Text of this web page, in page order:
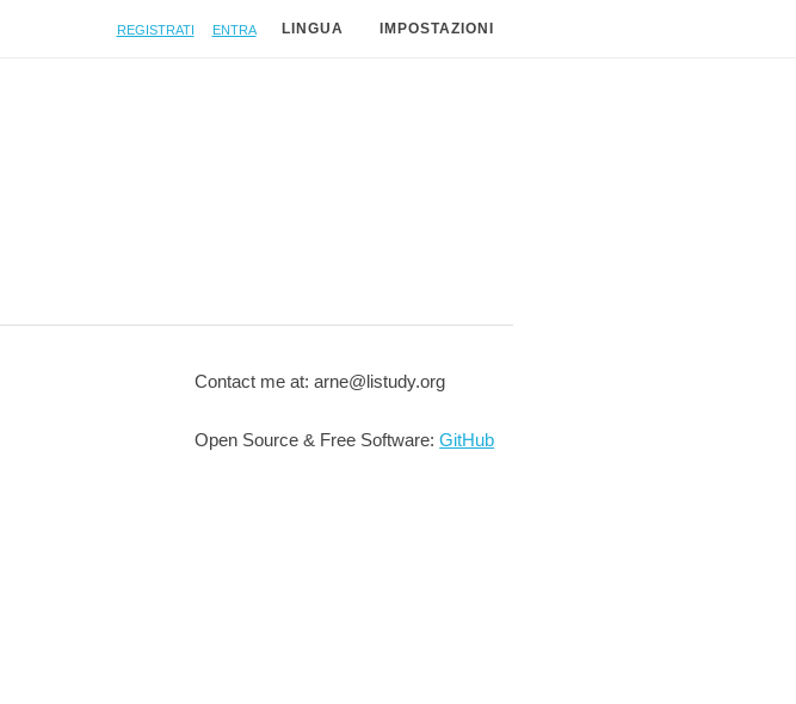
Registrati Entra LINGUA IMPOSTAZIONI
Contact me at: arne@listudy.org
Open Source & Free Software:GitHub